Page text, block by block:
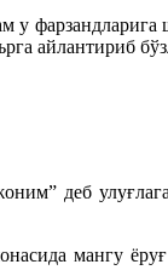
у фарзандларига
айлантириб
деб
мангу